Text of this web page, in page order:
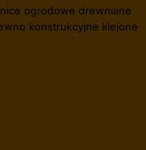
ogrodowe drewniane
konstrukcyjne klejone